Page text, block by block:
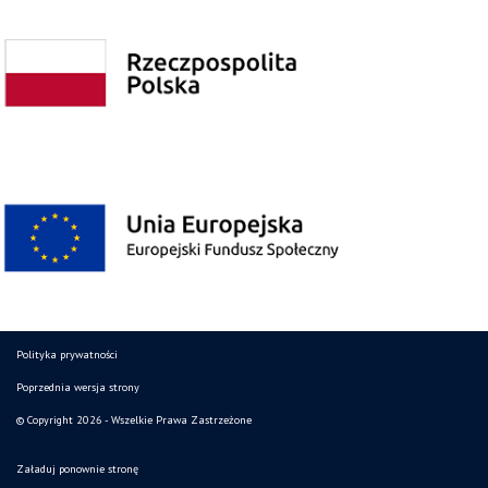
Polityka prywatności
Poprzednia wersja strony
© Copyright 2026 - Wszelkie Prawa Zastrzeżone
Załaduj ponownie stronę